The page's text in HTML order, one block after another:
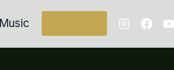
Music